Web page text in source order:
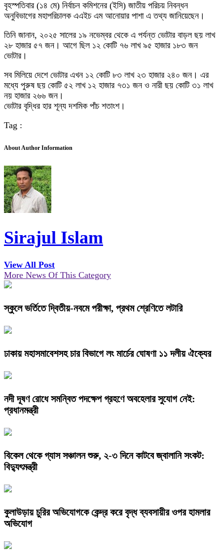
বৃহস্পতিবার (১৪ মে) নির্বাচন কমিশনের (ইসি) জাতীয় পরিচয় নিবন্ধন
অনুবিভাগের মহাপরিচালক এএইচ এম আনোয়ার পাশা এ তথ্য জানিয়েছেন।
তিনি জানান, ২০২৫ সালের ১৯ নভেম্বর থেকে এ পর্যন্ত ভোটার বাড়ল ছয় লাখ
২৮ হাজার ৫৭ জন। আগে ছিল ১২ কোটি ৭৬ লাখ ৯৫ হাজার ১৮৩ জন
ভোটার।
সব মিলিয়ে দেশে ভোটার এখন ১২ কোটি ৮৩ লাখ ২৩ হাজার ২৪০ জন। এর
মধ্যে পুরুষ ছয় কোটি ৫২ লাখ ১২ হাজার ৭৩১ জন ও নারী ছয় কোটি ৩১ লাখ
নয় হাজার ২৬৬ জন।
ভোটার বৃদ্ধির হার শূন্য দশমিক পাঁচ শতাংশ।
Tag :
About Author Information
Sirajul Islam
View All Post
More News Of This Category
স্কুলে ভর্তিতে দ্বিতীয়-নবমে পরীক্ষা, প্রথম শ্রেণিতে লটারি
ঢাকায় মহাসমাবেশসহ চার বিভাগে লং মার্চের ঘোষণা ১১ দলীয় ঐক্যের
নদী দূষণ রোধে সমন্বিত পদক্ষেপ গ্রহণে অবহেলার সুযোগ নেই:
প্রধানমন্ত্রী
বিকেল থেকে গ্যাস সঞ্চালন শুরু, ২-৩ দিনে কাটবে জ্বালানি সংকট:
বিদ্যুৎমন্ত্রী
কুলাউড়ায় চুরির অভিযোগকে কেন্দ্র করে বৃদ্ধ ব্যবসায়ীর ওপর হামলার
অভিযোগ